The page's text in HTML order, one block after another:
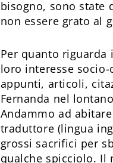
bisogno, sono state
non essere grato al
Per quanto riguarda
loro interesse
appunti, articoli,
Fernanda nel
Andammo ad
traduttore (lingua
grossi sacrifici per
qualche spicciolo. Il